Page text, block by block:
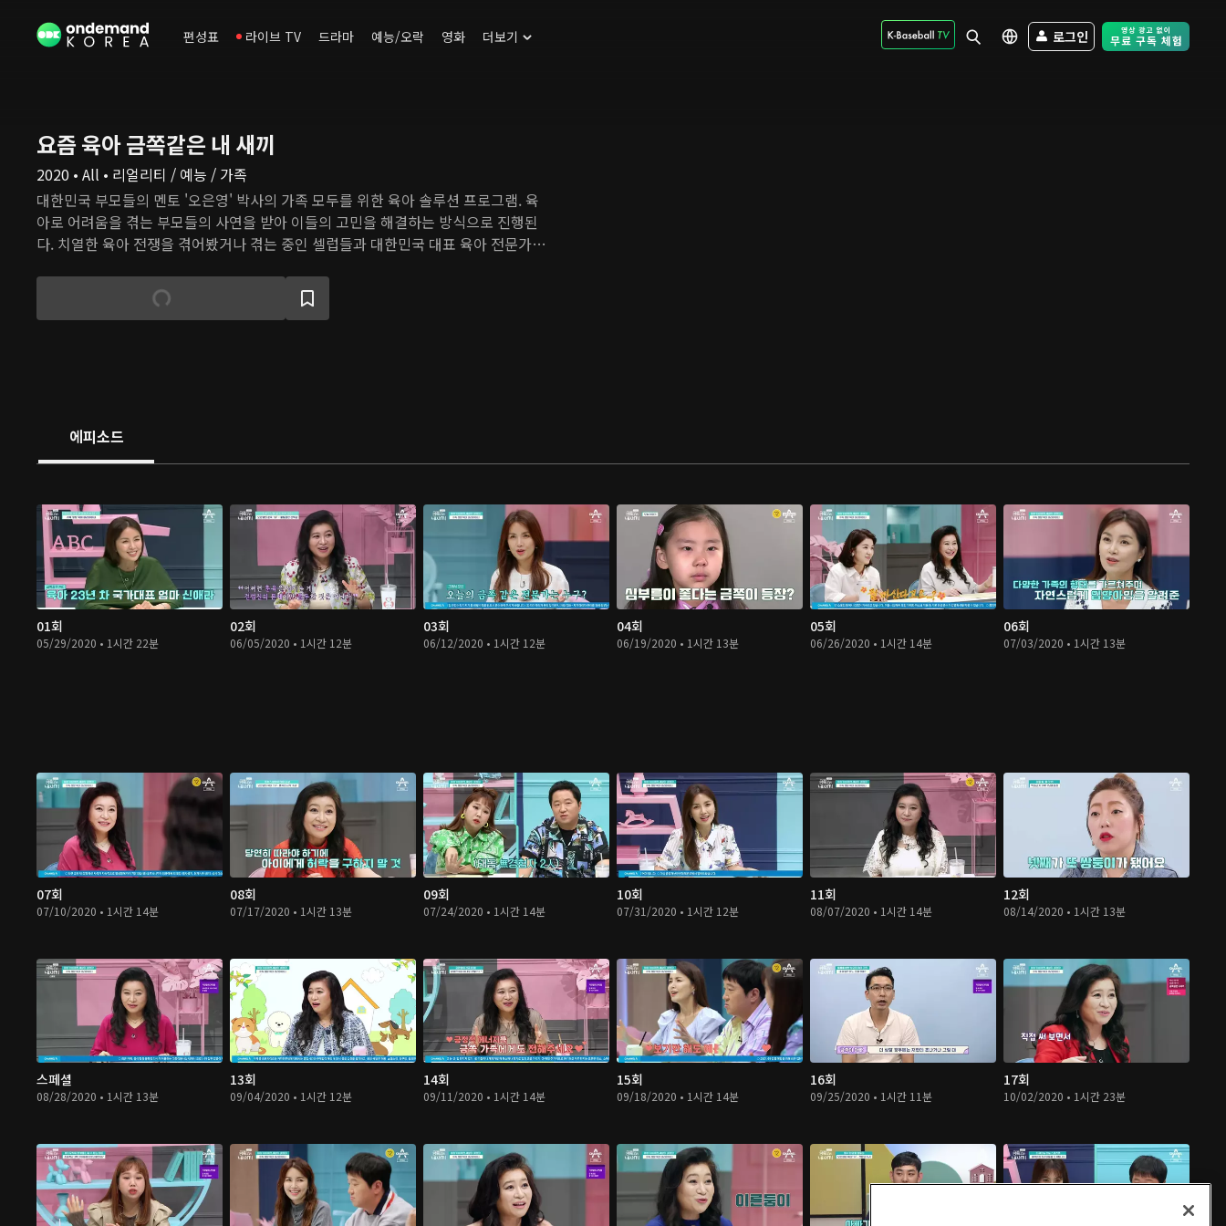
편성표 라이브 TV 드라마 예능/오락 영화 더보기 로그인 Free Trial -
요즘 육아 금쪽같은 내 새끼
2020 • All • 리얼리티 / 예능 / 가족
대한민국 부모들의 멘토 '오은영' 박사의 가족 모두를 위한 육아 솔루션 프로그램. 육
아로 어려움을 겪는 부모들의 사연을 받아 이들의 고민을 해결하는 방식으로 진행된
다. 치열한 육아 전쟁을 겪어봤거나 겪는 중인 셀럽들과 대한민국 대표 육아 전문가들
에피소드
01회
05/29/2020 • 1시간 22분
02회
06/05/2020 • 1시간 12분
03회
06/12/2020 • 1시간 12분
04회
06/19/2020 • 1시간 13분
05회
06/26/2020 • 1시간 14분
06회
07/03/2020 • 1시간 13분
07회
07/10/2020 • 1시간 14분
08회
07/17/2020 • 1시간 13분
09회
07/24/2020 • 1시간 14분
10회
07/31/2020 • 1시간 12분
11회
08/07/2020 • 1시간 14분
12회
08/14/2020 • 1시간 13분
스페셜
08/28/2020 • 1시간 13분
13회
09/04/2020 • 1시간 12분
14회
09/11/2020 • 1시간 14분
15회
09/18/2020 • 1시간 14분
16회
09/25/2020 • 1시간 11분
17회
10/02/2020 • 1시간 23분